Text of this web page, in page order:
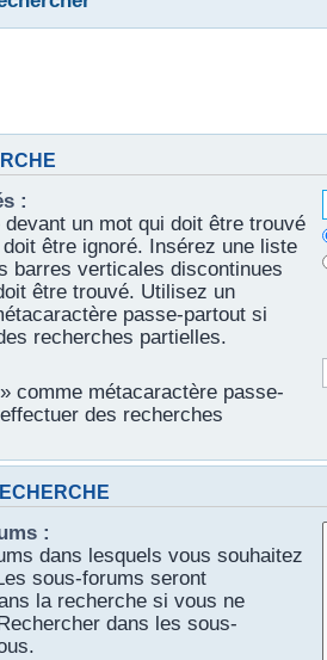
:
un mot qui doit être trouvé
être ignoré. Insérez une liste
barres verticales discontinues
être trouvé. Utilisez un
passe-partout si
recherches partielles.
comme métacaractère passe-
des recherches
:
dans lesquels vous souhaitez
sous-forums seront
la recherche si vous ne
dans les sous-